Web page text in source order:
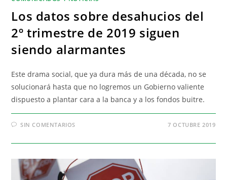
Los datos sobre desahucios del
2º trimestre de 2019 siguen
siendo alarmantes
Este drama social, que ya dura más de una década, no se
solucionará hasta que no logremos un Gobierno valiente
dispuesto a plantar cara a la banca y a los fondos buitre.
SIN COMENTARIOS 7 OCTUBRE 2019